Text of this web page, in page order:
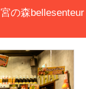
の森bellesenteur